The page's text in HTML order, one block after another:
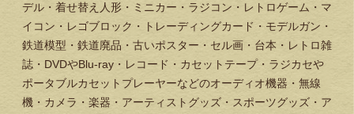
デル・着せ替え人形・ミニカー・ラジコン・レトロゲーム・マ
イコン・レゴブロック・トレーディングカード・モデルガン・
鉄道模型・鉄道廃品・古いポスター・セル画・台本・レトロ雑
誌・DVDやBlu-ray・レコード・カセットテープ・ラジカセや
ポータブルカセットプレーヤーなどのオーディオ機器・無線
機・カメラ・楽器・アーティストグッズ・スポーツグッズ・ア